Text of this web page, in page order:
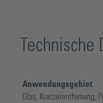
Anwendungsgebiet
Glas , Kratzerentfernung ,